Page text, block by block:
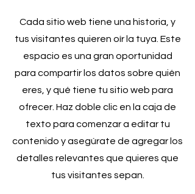
Cada sitio web tiene una historia, y
tus visitantes quieren oír la tuya. Este
espacio es una gran oportunidad
para compartir los datos sobre quién
eres, y qué tiene tu sitio web para
ofrecer. Haz doble clic en la caja de
texto para comenzar a editar tu
contenido y asegúrate de agregar los
detalles relevantes que quieres que
tus visitantes sepan.